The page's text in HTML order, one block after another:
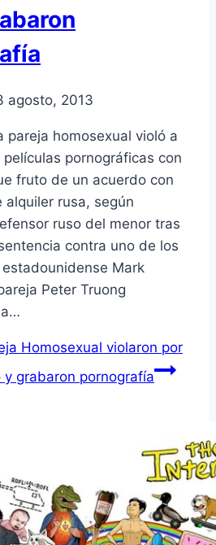
agosto, 2013
pareja homosexual violó a
pornográficas con
fruto de un acuerdo con
alquiler rusa, según
ruso del menor tras
contra uno de los
estadounidense Mark
Peter Truong
a…
Homosexual violaron por
y grabaron pornografía